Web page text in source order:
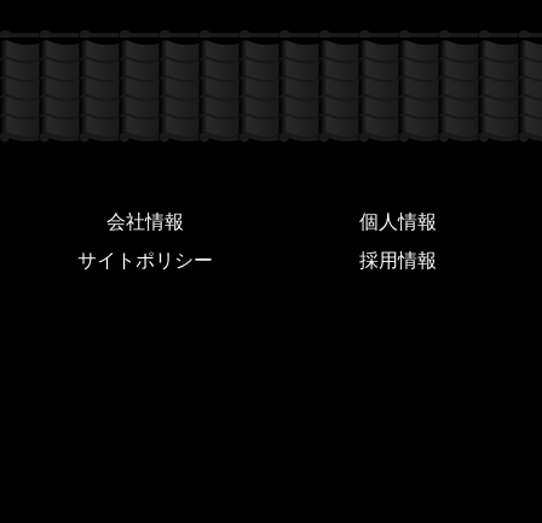
会社情報
個人情報
サイトポリシー
採用情報